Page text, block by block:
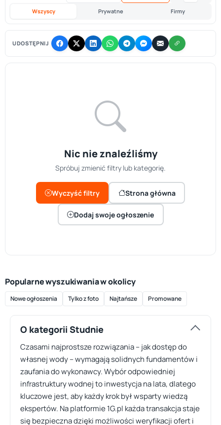
Wszyscy Prywatne Firmy
UDOSTĘPNIJ
Nic nie znaleźliśmy
Spróbuj zmienić filtry lub kategorię.
Wyczyść filtry Strona główna
Dodaj swoje ogłoszenie
Popularne wyszukiwania w okolicy
Nowe ogłoszenia Tylko z foto Najtańsze Promowane
O kategorii Studnie
Czasami najprostsze rozwiązania – jak dostęp do
własnej wody – wymagają solidnych fundamentów i
zaufania do wykonawcy. Wybór odpowiedniej
infrastruktury wodnej to inwestycja na lata, dlatego
kluczowe jest, aby każdy krok był wsparty wiedzą
ekspertów. Na platformie 1G.pl każda transakcja staje
się bezpieczna dzięki możliwości weryfikacji ofert i